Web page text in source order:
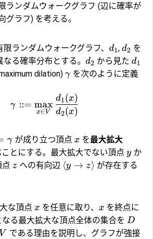
ランダムウォークグラフ (辺に確率が
グラフ) を考える。
ランダムウォークグラフ、 d1, d2 を
る確率分布とする。 d2 から見た d1
dilation) γ を次のように定義
γ ::=
x∈ V
max
d2(x)
d1(x)
γが成り立つ頂点 x を最大拡大
とにする。最大拡大でない頂点 yか
点 z への有向辺 ⟨y → z⟩ が存在する
な頂点 x を任意に取り、 x を終点に
る最大拡大な頂点全体の集合を D
V である理由を説明し、グラフが強接